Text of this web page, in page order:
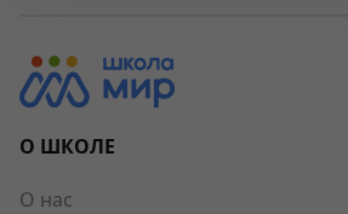
О ШКОЛЕ
О нас